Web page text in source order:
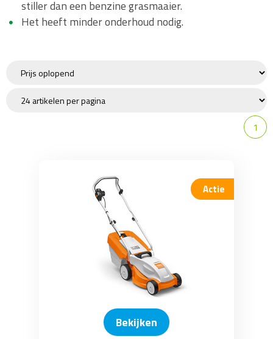
Onderhoud / Toebehoren
Wat is mulchen?
Robotmaaier
Grondboor / Motorboor
stiller dan een benzine grasmaaier.
Het heeft minder onderhoud nodig.
1
Actie
Bekijken